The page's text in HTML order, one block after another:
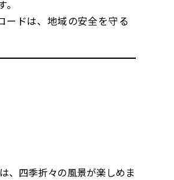
ードは、地域の安全を守る
、四季折々の風景が楽しめま